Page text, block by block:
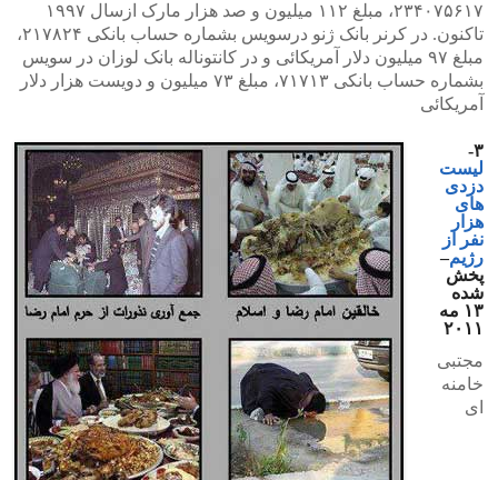
۲۳۴۰۷۵۶۱۷، مبلغ ۱۱۲ میلیون و صد هزار مارک ازسال ۱۹۹۷
تاکنون. در کرنر بانک ژنو درسویس بشماره حساب بانکی ۲۱۷۸۲۴،
مبلغ ۹۷ میلیون دلار آمریکائی و در کانتوناله بانک لوزان در سویس
بشماره حساب بانکی ۷۱۷۱۳، مبلغ ۷۳ میلیون و دویست هزار دلار
آمریکائی
۳-
لیست
دزدی
های
هزار
نفر از
رژیم–
پخش
شده
۱۳ مه
۲۰۱۱
‎مجتبی
خامنه
ای